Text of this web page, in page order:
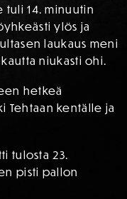
tuli 14. minuutin
ylös ja
laukaus meni
niukasti ohi.
hetkeä
Tehtaan kentälle ja
tulosta 23.
pisti pallon